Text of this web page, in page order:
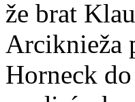
že brat
Arciknieža
Horneck